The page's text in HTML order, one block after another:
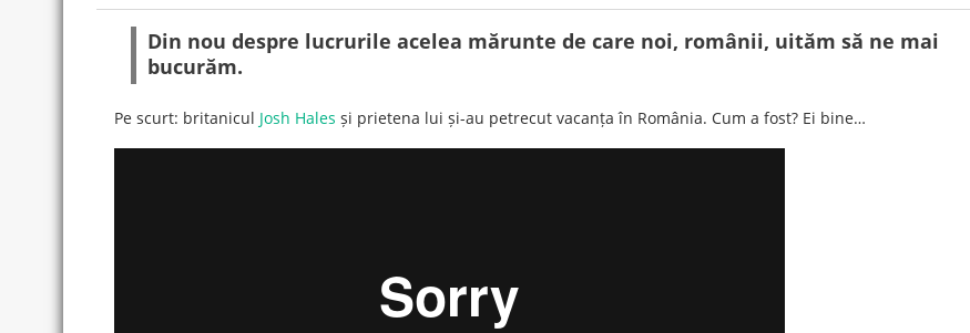
Din nou despre lucrurile acelea mărunte de care noi, românii, uităm să ne mai
bucurăm.
Pe scurt: britanicul Josh Hales și prietena lui și-au petrecut vacanța în România. Cum a fost? Ei bine…